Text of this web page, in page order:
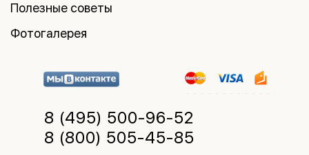
Полезные советы
Фотогалерея
8 (495) 500-96-52
8 (800) 505-45-85